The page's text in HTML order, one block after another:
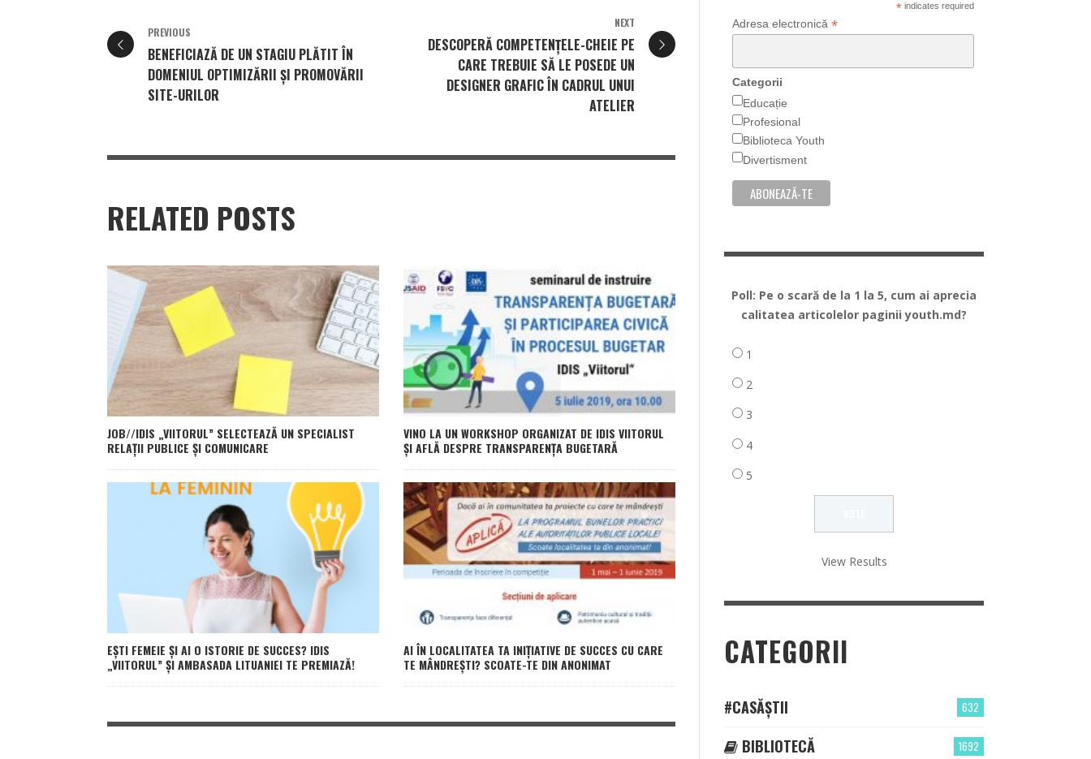
PREVIOUS
BENEFICIAZĂ DE UN STAGIU PLĂTIT ÎN
DOMENIUL OPTIMIZĂRII ȘI PROMOVĂRII
SITE-URILOR
NEXT
DESCOPERĂ COMPETENȚELE-CHEIE PE
CARE TREBUIE SĂ LE POSEDE UN
DESIGNER GRAFIC ÎN CADRUL UNUI
ATELIER
RELATED POSTS
JOB//IDIS „VIITORUL” SELECTEAZĂ UN SPECIALIST
RELAȚII PUBLICE ȘI COMUNICARE
VINO LA UN WORKSHOP ORGANIZAT DE IDIS VIITORUL
ȘI AFLĂ DESPRE TRANSPARENȚA BUGETARĂ
EȘTI FEMEIE ȘI AI O ISTORIE DE SUCCES? IDIS
„VIITORUL” ȘI AMBASADA LITUANIEI TE PREMIAZĂ!
AI ÎN LOCALITATEA TA INIȚIATIVE DE SUCCES CU CARE
TE MÂNDREȘTI? SCOATE-TE DIN ANONIMAT
*indicates required
Adresa electronică *
Categorii
Educație
Profesional
Biblioteca Youth
Divertisment
Poll: Pe o scară de la 1 la 5, cum ai aprecia
calitatea articolelor paginii youth.md?
1
2
3
4
5
View Results
CATEGORII
632
#CASĂȘTII
1692
BIBLIOTECĂ